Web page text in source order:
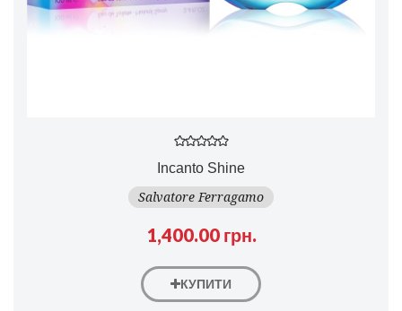
Incanto Shine
Salvatore Ferragamo
1,400.00 грн.
КУПИТИ